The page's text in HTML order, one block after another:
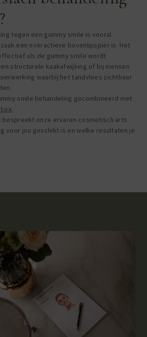
tegen een gummy smile is vooral
een overactieve bovenlipspier is. Het
als de gummy smile wordt
structurele kaakafwijking of bij mensen
waarbij het tandvlees zichtbaar
smile behandeling gecombineerd met
.
bespreekt onze ervaren cosmetisch arts
voor jou geschikt is en welke resultaten je